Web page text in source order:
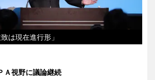
は現在進行形」
Ａ視野に議論継続